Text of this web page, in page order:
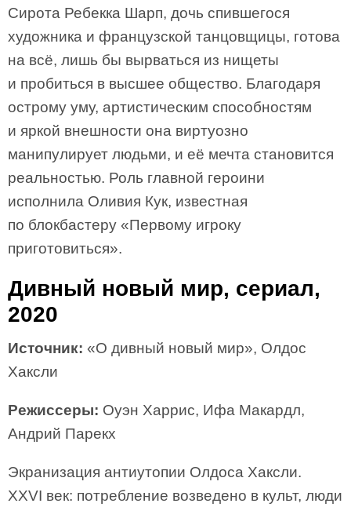
Сирота Ребекка Шарп, дочь спившегося
художника и французской танцовщицы, готова
на всё, лишь бы вырваться из нищеты
и пробиться в высшее общество. Благодаря
острому уму, артистическим способностям
и яркой внешности она виртуозно
манипулирует людьми, и её мечта становится
реальностью. Роль главной героини
исполнила Оливия Кук, известная
по блокбастеру «Первому игроку
приготовиться».
Дивный новый мир, сериал,
2020
Источник: «О дивный новый мир», Олдос
Хаксли
Режиссеры: Оуэн Харрис, Ифа Макардл,
Андрий Парекх
Экранизация антиутопии Олдоса Хаксли.
XXVI век: потребление возведено в культ, люди